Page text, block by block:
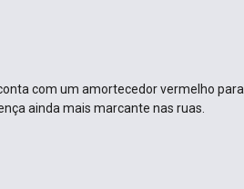
com um amortecedor vermelho para
ainda mais marcante nas ruas.